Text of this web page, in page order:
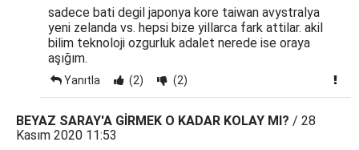
sadece bati degil japonya kore taiwan avystralya
yeni zelanda vs. hepsi bize yillarca fark attilar. akil
bilim teknoloji ozgurluk adalet nerede ise oraya
aşığım.
Yanıtla (2) (2)
BEYAZ SARAY'A GİRMEK O KADAR KOLAY MI? / 28
Kasım 2020 11:53